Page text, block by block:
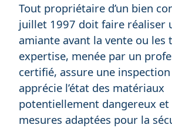
Tout propriétaire d’un bien
juillet 1997 doit faire réaliser
amiante avant la vente ou les
expertise, menée par un
certifié, assure une
apprécie l’état des matériaux
potentiellement dangereux et
mesures adaptées pour la